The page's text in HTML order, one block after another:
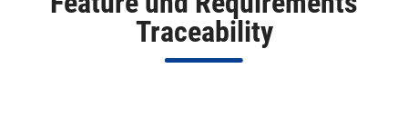
Traceability